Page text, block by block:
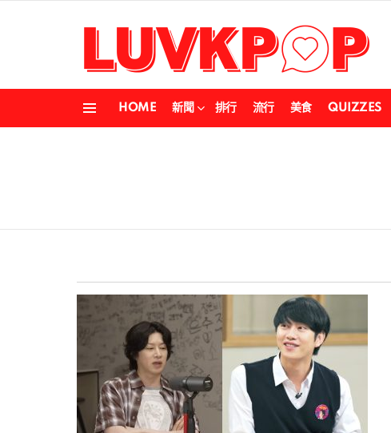
HOME 新聞 排行 流行 美食 QUIZZES